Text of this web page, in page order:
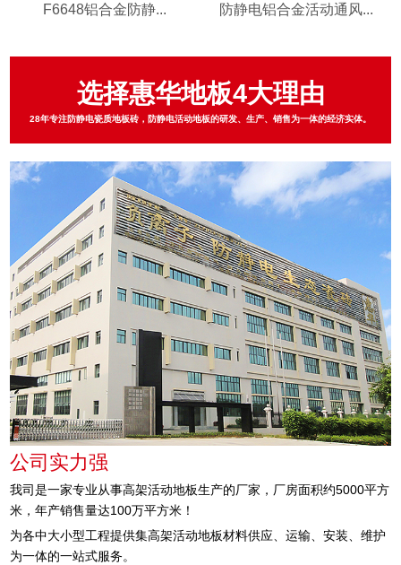
F6648铝合金防静... 防静电铝合金活动通风...
选择惠华地板4大理由
28年专注防静电瓷质地板砖，防静电活动地板的研发、生产、销售为一体的经济实体。
公司实力强
我司是一家专业从事高架活动地板生产的厂家，厂房面积约5000平方
米，年产销售量达100万平方米！
为各中大小型工程提供集高架活动地板材料供应、运输、安装、维护
为一体的一站式服务。